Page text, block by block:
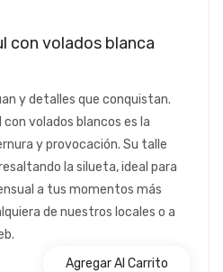
con volados blanca
y detalles que conquistan.
volados blancos es la
y provocación. Su talle
la silueta, ideal para
a tus momentos más
de nuestros locales o a
Agregar Al Carrito